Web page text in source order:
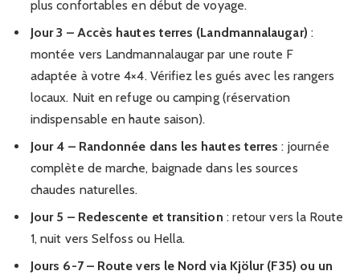
plus confortables en début de voyage.
Jour 3 – Accès hautes terres (Landmannalaugar) :
montée vers Landmannalaugar par une route F
adaptée à votre 4×4. Vérifiez les gués avec les rangers
locaux. Nuit en refuge ou camping (réservation
indispensable en haute saison).
Jour 4 – Randonnée dans les hautes terres : journée
complète de marche, baignade dans les sources
chaudes naturelles.
Jour 5 – Redescente et transition : retour vers la Route
1, nuit vers Selfoss ou Hella.
Jours 6-7 – Route vers le Nord via Kjölur (F35) ou un